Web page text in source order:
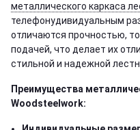
металлического каркаса
телефонудивидуальным
отличаются прочностью,
подачей, что делает их
стильной и надежной
Преимущества
Woodsteelwork: